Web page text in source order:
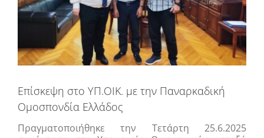
Επίσκεψη στο ΥΠ.ΟΙΚ. με την Παναρκαδική
Ομοσπονδία Ελλάδος
Πραγματοποιήθηκε την Τετάρτη 25.6.2025